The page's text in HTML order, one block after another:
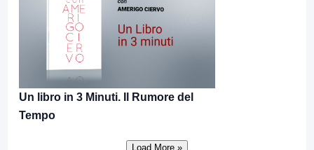
Un libro in 3 Minuti. Il Rumore del
Tempo